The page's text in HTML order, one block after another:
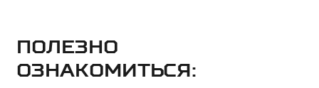
Полезно
ознакомиться: